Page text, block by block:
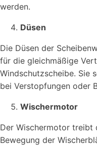
werden.
Düsen
Die Düsen der
für die gleichmäßige
Windschutzscheibe. Sie
bei Verstopfungen oder
Wischermotor
Der Wischermotor treibt
Bewegung der